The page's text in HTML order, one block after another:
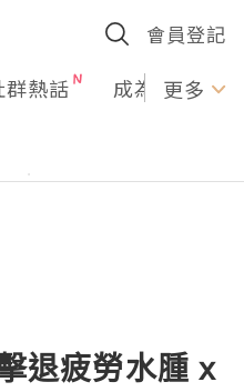
會員登記
群熱話 成為U更多
退疲勞水腫 x